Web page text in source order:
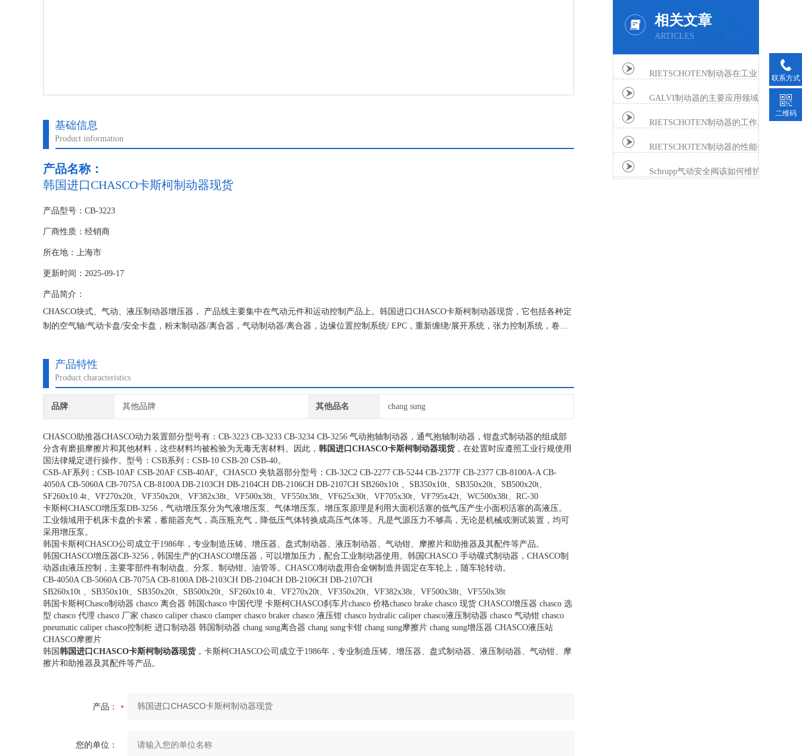
基础信息
Product information
产品名称：
韩国进口CHASCO卡斯柯制动器现货
产品型号：CB-3223
厂商性质：经销商
所在地：上海市
更新时间：2025-09-17
产品简介：
CHASCO块式、气动、液压制动器增压器， 产品线主要集中在气动元件和运动控制产品上。韩国进口CHASCO卡斯柯制动器现货，它包括各种定
制的空气轴/气动卡盘/安全卡盘，粉末制动器/离合器，气动制动器/离合器，边缘位置控制系统/ EPC，重新缠绕/展开系统，张力控制系统，卷筒
产品特性
Product characteristics
品牌 其他品牌 其他品名 chang sung
CHASCO助推器CHASCO动力装置部分型号有： CB-3223 CB-3233 CB-3234 CB-3256 气动抱轴制动器，通气抱轴制动器，钳盘式制动器的组成部
分含有磨损摩擦片和其他材料，这些材料均被检验为无毒无害材料。因此， 韩国进口CHASCO卡斯柯制动器现货，在处置时应遵照工业行规使用
国法律规定进行操作。型号： CSB系列： CSB-10 CSB-20 CSB-40。
CSB-AF系列： CSB-10AF CSB-20AF CSB-40AF。 CHASCO 夹轨器部分型号： CB-32C2 CB-2277 CB-5244 CB-2377F CB-2377 CB-8100A-A CB-
4050A CB-5060A CB-7075A CB-8100A DB-2103CH DB-2104CH DB-2106CH DB-2107CH SB260x10t 、 SB350x10t、 SB350x20t、 SB500x20t、
SF260x10.4t、 VF270x20t、 VF350x20t、 VF382x38t、 VF500x38t、 VF550x38t、 VF625x30t、 VF705x30t、 VF795x42t、 WC500x38t、 RC-30
卡斯柯CHASCO增压泵DB-3256 ，气动增压泵分为气液增压泵、气体增压泵。增压泵原理是利用大面积活塞的低气压产生小面积活塞的高液压。
工业领域用于机床卡盘的卡紧，蓄能器充气，高压瓶充气，降低压气体转换成高压气体等。凡是气源压力不够高，无论是机械或测试装置，均可
采用增压泵。
韩国卡斯柯CHASCO公司成立于1986年，专业制造压铸、增压器、盘式制动器、液压制动器、气动钳、摩擦片和助推器及其配件等产品。
韩国 CHASCO增压器CB-3256 ，韩国生产的CHASCO增压器，可以增加压力，配合工业制动器使用。韩国 CHASCO 手动碟式制动器， CHASCO制
动器由液压控制，主要零部件有制动盘、分泵、制动钳、油管等。 CHASCO制动盘用合金钢制造并固定在车轮上，随车轮转动。
CB-4050A CB-5060A CB-7075A CB-8100A DB-2103CH DB-2104CH DB-2106CH DB-2107CH
SB260x10t 、 SB350x10t、 SB350x20t、 SB500x20t、 SF260x10.4t、 VF270x20t、 VF350x20t、 VF382x38t、 VF500x38t、 VF550x38t
韩国卡斯柯Chasco制动器 chasco 离合器 韩国 chasco 中国代理 卡斯柯CHASCO刹车片chasco 价格chasco brake chasco 现货 CHASCO增压器 chasco 选
型 chasco 代理 chasco 厂家 chasco caliper chasco clamper chasco braker chasco 液压钳 chasco hydralic caliper chasco液压制动器 chasco 气动钳 chasco
pneumatic caliper chasco控制柜 进口制动器 韩国制动器 chang sung离合器 chang sung卡钳 chang sung摩擦片 chang sung增压器 CHASCO液压站
CHASCO摩擦片
韩国 韩国进口CHASCO卡斯柯制动器现货，卡斯柯CHASCO公司成立于1986年，专业制造压铸、增压器、盘式制动器、液压制动器、气动钳、摩
擦片和助推器及其配件等产品。
产品：
您的单位：
相关文章
ARTICLES
RIETSCHOTEN制动器在工业自动化中的应用
2026-01-21
2025-01-13
RIETSCHOTEN制动器的工作原理是什么？
2024-08-20
2023-12-18
联系方式
二维码